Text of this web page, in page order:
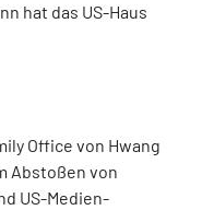
hat das US-Haus
Office von Hwang
Abstoßen von
US-Medien-